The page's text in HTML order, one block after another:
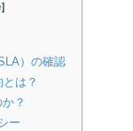
]
）の確認
は？
？
ー